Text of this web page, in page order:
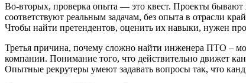
Во-вторых, проверка опыта — это квест. Проекты
соответствуют реальным задачам, без опыта в отрасли
Чтобы найти претендентов, оценить их навыки, нужен
Третья причина, почему сложно найти инженера ПТО –
компании. Понимание того, что действительно движет
Опытные рекрутеры умеют задавать вопросы так, что